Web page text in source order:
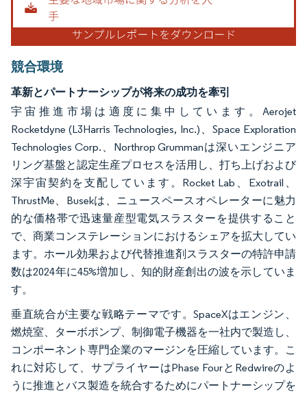
競合環境
革新とパートナーシップが将来の成功を牽引
宇宙推進市場は適度に集中しています。Aerojet
Rocketdyne (L3Harris Technologies, Inc.)、Space Exploration
Technologies Corp.、Northrop Grummanは深いエンジニア
リング基盤と認定生産プロセスを活用し、打ち上げおよび
深宇宙契約を支配しています。Rocket Lab、Exotrail、
ThrustMe、Busekは、ニュースペースオペレーターに魅力
的な価格帯で迅速量産型電気スラスターを提供すること
で、商業コンステレーションにおけるシェアを拡大してい
ます。ホール効果および代替推進剤スラスターの特許申請
数は2024年に45%増加し、知的財産創出の波を示していま
す。
垂直統合が主要な戦略テーマです。SpaceXはエンジン、
燃焼室、ターボポンプ、制御電子機器を一社内で製造し、
コンポーネント専門企業のマージンを圧縮しています。こ
れに対応して、サプライヤーはPhase FourとRedwireのよ
うに推進とバス製造を統合するためにパートナーシップを